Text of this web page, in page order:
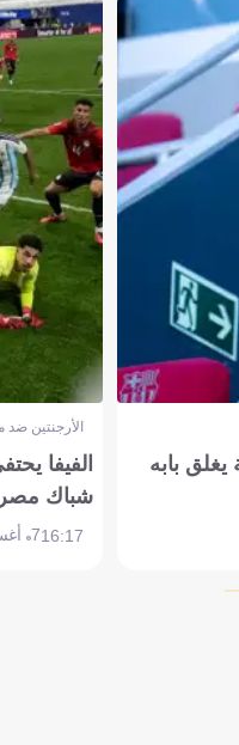
بابه
الأرجنتين
الفيفا
شباك
16:177 أغسطس 2026